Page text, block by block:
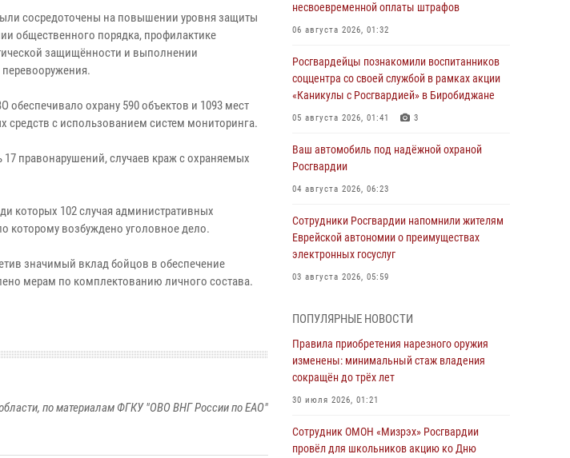
сосредоточены на повышении уровня защиты
общественного порядка, профилактике
защищённости и выполнении
обеспечивало охрану 590 объектов и 1093 мест
средств с использованием систем мониторинга.
правонарушений, случаев краж с охраняемых
которых 102 случая административных
которому возбуждено уголовное дело.
значимый вклад бойцов в обеспечение
мерам по комплектованию личного состава.
по материалам ФГКУ "ОВО ВНГ России по ЕАО"
несвоевременной оплаты штрафов
06 августа 2026, 01:32
Росгвардейцы познакомили воспитанников
соццентра со своей службой в рамках акции
«Каникулы с Росгвардией» в Биробиджане
05 августа 2026, 01:41 3
Ваш автомобиль под надёжной охраной
Росгвардии
04 августа 2026, 06:23
Сотрудники Росгвардии напомнили жителям
Еврейской автономии о преимуществах
электронных госуслуг
03 августа 2026, 05:59
армии Виктор Золотов поздравил
специалистов подразделений тыла с
профессиональным праздником
01 августа 2026, 10:23
национальной гвардии Российской
Федерации
ПОПУЛЯРНЫЕ НОВОСТИ
Правила приобретения нарезного оружия
изменены: минимальный стаж владения
сокращён до трёх лет
30 июля 2026, 01:21
Сотрудник ОМОН «Мизрэх» Росгвардии
провёл для школьников акцию ко Дню